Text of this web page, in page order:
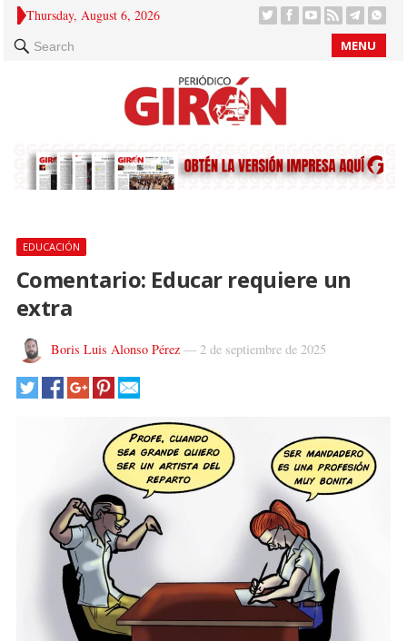
Thursday, August 6, 2026
Search MENU
EDUCACIÓN
Comentario: Educar requiere un
extra
Boris Luis Alonso Pérez— 2 de septiembre de 2025